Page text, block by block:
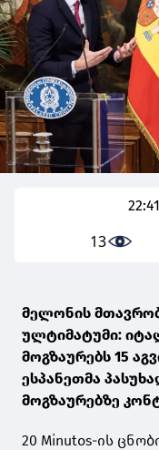
13
მელონის
ულტიმატუმი:
მოგზაურებს 15
ესპანეთმა
მოგზაურებზე
20 Minutos-ის